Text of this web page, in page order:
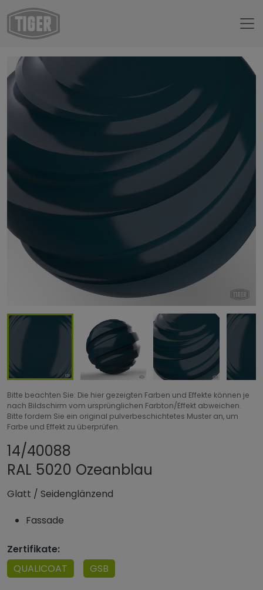
Webshop
14/40088 - RAL 5020 Ozeanblau
Bitte beachten Sie: Die hier gezeigten Farben und Effekte können je
nach Bildschirm vom ursprünglichen Farbton/Effekt abweichen.
Bitte fordern Sie ein original pulverbeschichtetes Muster an, um
Farbe und Effekt zu überprüfen.
14/40088
RAL 5020 Ozeanblau
Glatt / Seidenglänzend
Fassade
Zertifikate:
QUALICOAT
GSB